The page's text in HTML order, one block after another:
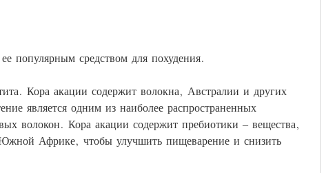
популярным средством для похудения.
Кора акации содержит волокна, Австралии и других
является одним из наиболее распространенных
волокон. Кора акации содержит пребиотики – вещества,
Южной Африке, чтобы улучшить пищеварение и снизить